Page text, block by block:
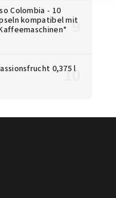
Colombia - 10
kompatibel mit
0,375 l